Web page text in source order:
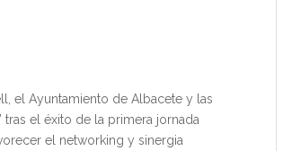
el Ayuntamiento de Albacete y las
’ tras el éxito de la primera jornada
el networking y sinergia